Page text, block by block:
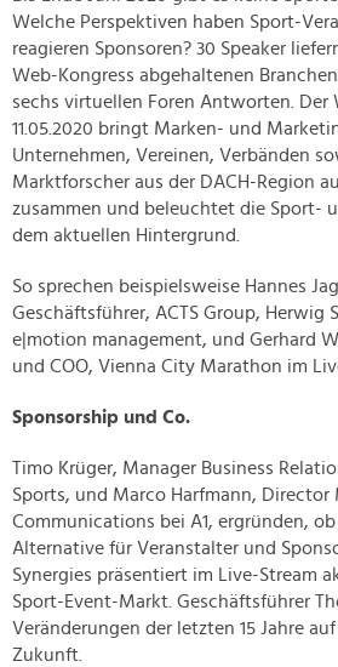
Welche Perspektiven haben Sport-
reagieren Sponsoren? 30 Speaker
Web-Kongress abgehaltenen
sechs virtuellen Foren Antworten. Der
11.05.2020 bringt Marken- und
Unternehmen, Vereinen, Verbänden
Marktforscher aus der DACH-Region
zusammen und beleuchtet die Sport-
dem aktuellen Hintergrund.
So sprechen beispielsweise Hannes
Geschäftsführer, ACTS Group, Herwig
e|motion management, und Gerhard
und COO, Vienna City Marathon im
Sponsorship und Co.
Timo Krüger, Manager Business
Sports, und Marco Harfmann, Director
Communications bei A1, ergründen,
Alternative für Veranstalter und
Synergies präsentiert im Live-Stream
Sport-Event-Markt. Geschäftsführer
Veränderungen der letzten 15 Jahre
Zukunft.